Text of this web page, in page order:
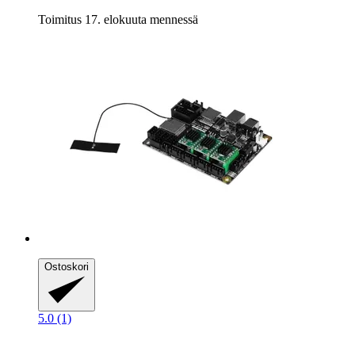
Toimitus 17. elokuuta mennessä
Ostoskori
5.0 (1)